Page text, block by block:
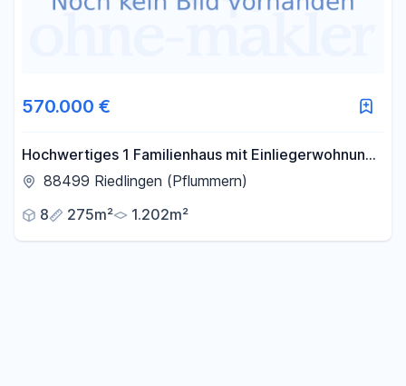
570.000 €
Hochwertiges 1 Familienhaus mit Einliegerwohnung
275 qm Wfl, 1200 qm Grdst. Ruhige Ortsrandlage!
88499 Riedlingen (Pflummern)
8
275m² 1.202m²